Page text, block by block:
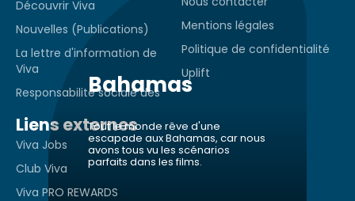
Bahamas
Tout le monde rêve d'une
escapade aux Bahamas, car nous
avons tous vu les scénarios
parfaits dans les films.
Découvrir Viva
Nouvelles (Publications)
La lettre d'information de
Viva
Responsabilité sociale des
Mentions légales
Politique de confidentialité
Uplift
Liens externes
Viva Jobs
Club Viva
Viva PRO REWARDS